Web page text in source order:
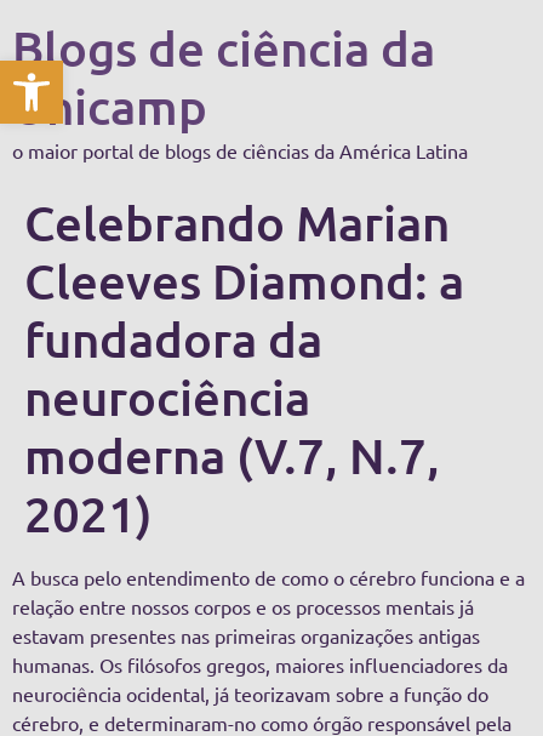
Abrir a barra de ferramentas
Blogs de ciência da
Unicamp
o maior portal de blogs de ciências da América Latina
Celebrando Marian
Cleeves Diamond: a
fundadora da
neurociência
moderna (V.7, N.7,
2021)
A busca pelo entendimento de como o cérebro funciona e a
relação entre nossos corpos e os processos mentais já
estavam presentes nas primeiras organizações antigas
humanas. Os filósofos gregos, maiores influenciadores da
neurociência ocidental, já teorizavam sobre a função do
cérebro, e determinaram-no como órgão responsável pela